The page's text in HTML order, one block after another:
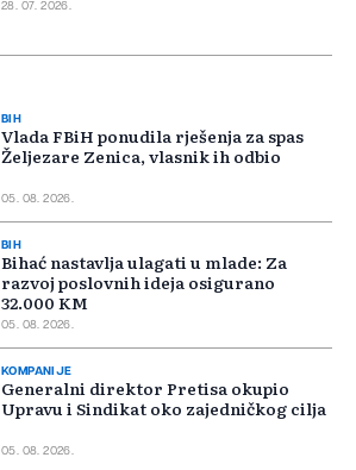
28. 07. 2026.
BIH
Vlada FBiH ponudila rješenja za spas
Željezare Zenica, vlasnik ih odbio
05. 08. 2026.
BIH
Bihać nastavlja ulagati u mlade: Za
razvoj poslovnih ideja osigurano
32.000 KM
05. 08. 2026.
KOMPANIJE
Generalni direktor Pretisa okupio
Upravu i Sindikat oko zajedničkog cilja
05. 08. 2026.